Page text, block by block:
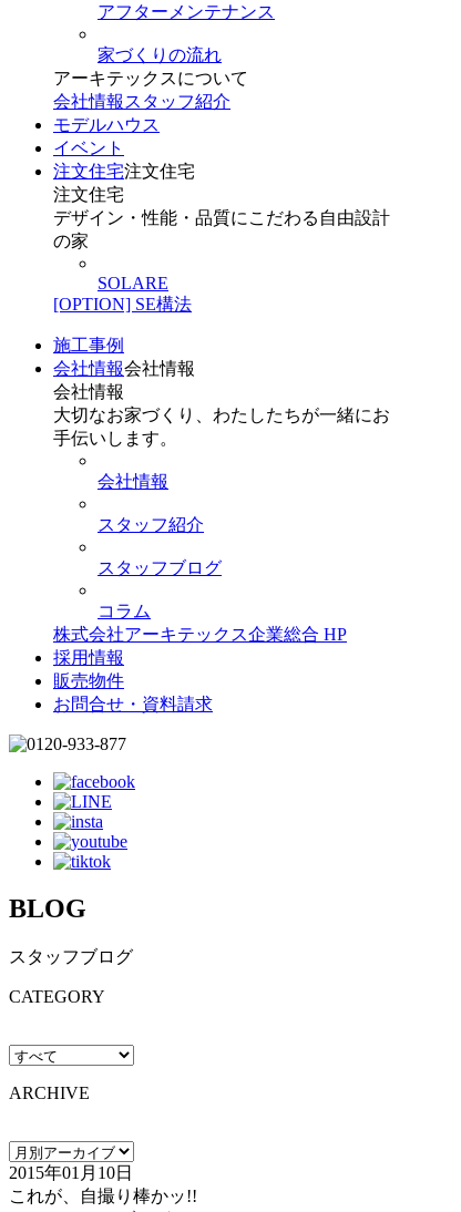
アフターメンテナンス
家づくりの流れ
アーキテックスについて
会社情報 スタッフ紹介
モデルハウス
イベント
注文住宅注文住宅
注文住宅
デザイン・性能・品質にこだわる自由設計
の家
SOLARE
[OPTION] SE構法
施工事例
会社情報会社情報
会社情報
大切なお家づくり、わたしたちが一緒にお
手伝いします。
会社情報
スタッフ紹介
スタッフブログ
コラム
株式会社アーキテックス企業総合 HP
採用情報
販売物件
お問合せ・資料請求
BLOG
スタッフブログ
CATEGORY
ARCHIVE
2015年01月10日
これが、自撮り棒かッ!!